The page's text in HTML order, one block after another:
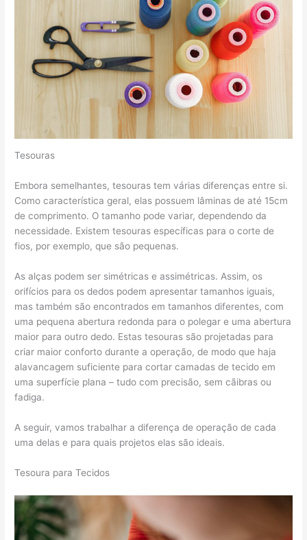
Tesouras
Embora semelhantes, tesouras tem várias diferenças entre si.
Como característica geral, elas possuem lâminas de até 15cm
de comprimento. O tamanho pode variar, dependendo da
necessidade. Existem tesouras específicas para o corte de
fios, por exemplo, que são pequenas.
As alças podem ser simétricas e assimétricas. Assim, os
orifícios para os dedos podem apresentar tamanhos iguais,
mas também são encontrados em tamanhos diferentes, com
uma pequena abertura redonda para o polegar e uma abertura
maior para outro dedo. Estas tesouras são projetadas para
criar maior conforto durante a operação, de modo que haja
alavancagem suficiente para cortar camadas de tecido em
uma superfície plana – tudo com precisão, sem cãibras ou
fadiga.
A seguir, vamos trabalhar a diferença de operação de cada
uma delas e para quais projetos elas são ideais.
Tesoura para Tecidos